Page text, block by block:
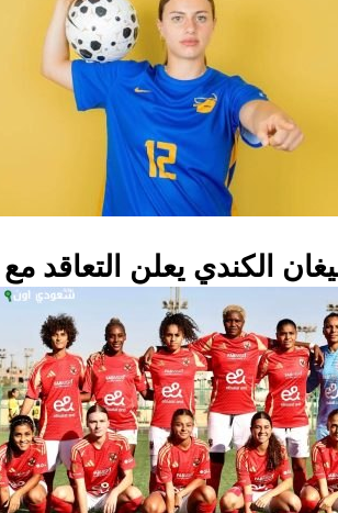
الكندي يعلن التعاقد